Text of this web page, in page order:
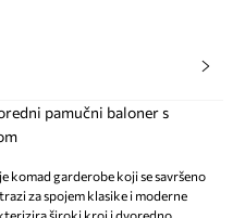
pamučni baloner s
komad garderobe koji se savršeno
za spojem klasike i moderne
široki kroj i dvoredno